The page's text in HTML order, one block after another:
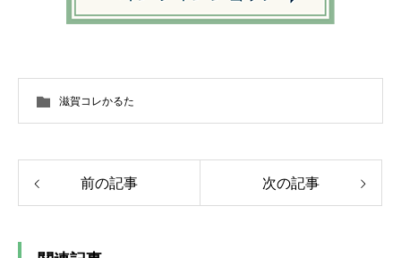
滋賀コレかるた
前の記事 次の記事